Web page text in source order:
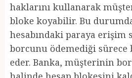
haklarını kullanarak
bloke koyabilir. Bu
hesabındaki paraya erişim
borcunu ödemediği sürece
eder. Banka, müşterinin